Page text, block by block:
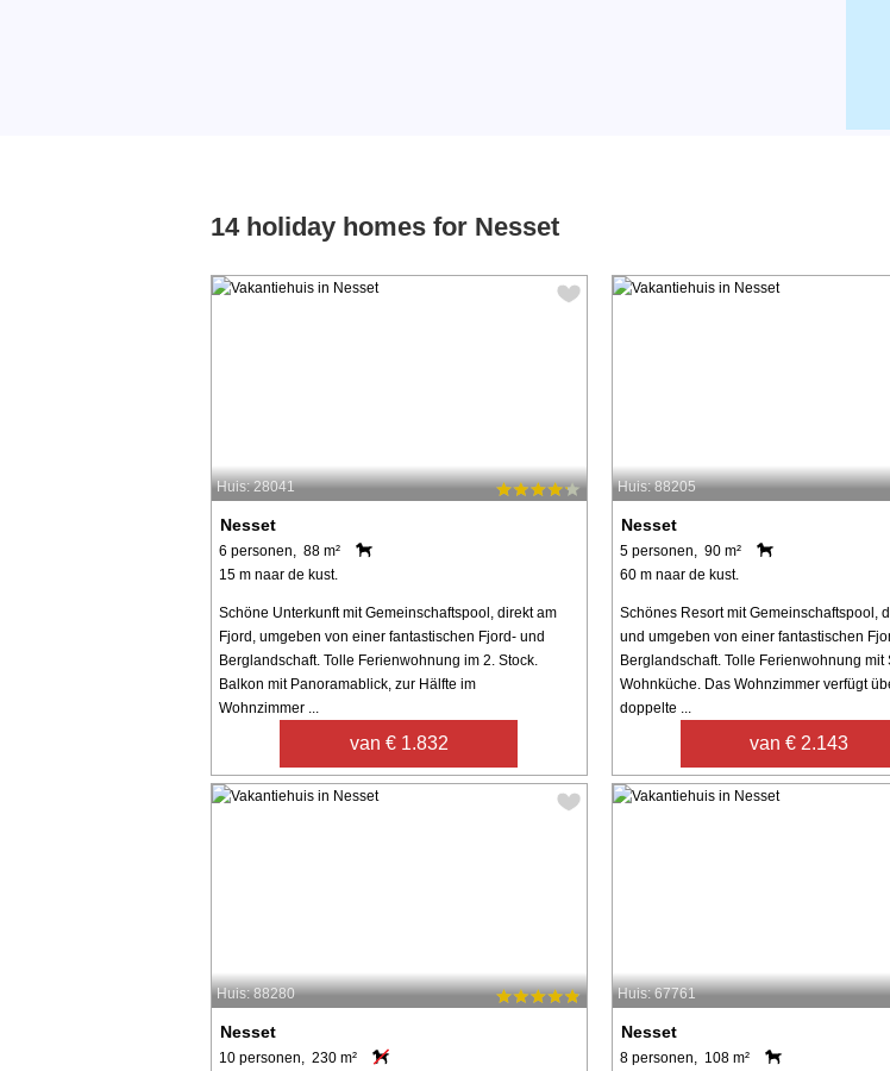
14 holiday homes for Nesset
Huis: 28041
Nesset
6 personen, 88 m²
15 m naar de kust.
Schöne Unterkunft mit Gemeinschaftspool, direkt am
Fjord, umgeben von einer fantastischen Fjord- und
Berglandschaft. Tolle Ferienwohnung im 2. Stock.
Balkon mit Panoramablick, zur Hälfte im
Wohnzimmer ...
van € 1.832
Huis: 88205
Nesset
5 personen, 90 m²
60 m naar de kust.
Schönes Resort mit Gemeinschaftspool,
und umgeben von einer fantastischen
Berglandschaft. Tolle Ferienwohnung mit
Wohnküche. Das Wohnzimmer verfügt
doppelte ...
van € 2.143
Huis: 88280
Nesset
10 personen, 230 m²
Huis: 67761
Nesset
8 personen, 108 m²